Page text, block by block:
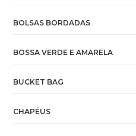
BOLSAS BORDADAS
BOSSA VERDE E AMARELA
BUCKET BAG
CHAPÉUS